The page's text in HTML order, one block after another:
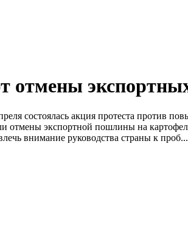
отмены
состоялась акция протеста против
экспортной пошлины на
внимание руководства страны к проб...